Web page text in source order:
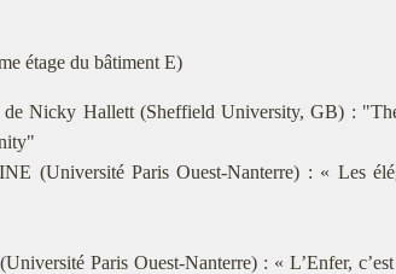
étage du bâtiment E)
de Nicky Hallett (Sheffield University, GB) :
(Université Paris Ouest-Nanterre) : « Les
Paris Ouest-Nanterre) : « L’Enfer,